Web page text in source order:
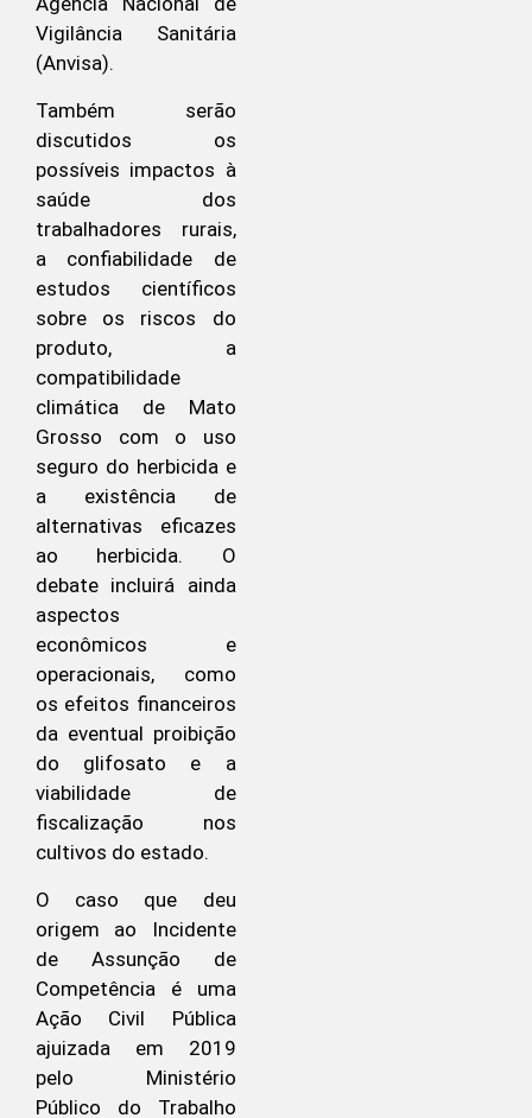
Vigilância Sanitária
(Anvisa).
Também serão
discutidos os
possíveis impactos à
saúde dos
trabalhadores rurais,
a confiabilidade de
estudos científicos
sobre os riscos do
produto, a
compatibilidade
climática de Mato
Grosso com o uso
seguro do herbicida e
a existência de
alternativas eficazes
ao herbicida. O
debate incluirá ainda
aspectos
econômicos e
operacionais, como
os efeitos financeiros
da eventual proibição
do glifosato e a
viabilidade de
fiscalização nos
cultivos do estado.
O caso que deu
origem ao Incidente
de Assunção de
Competência é uma
Ação Civil Pública
ajuizada em 2019
pelo Ministério
Público do Trabalho